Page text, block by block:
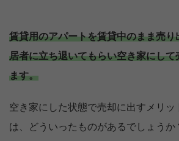
賃貸用のアパートを賃貸中のまま売り
居者に立ち退いてもらい空き家にして
ます。
空き家にした状態で売却に出すメリッ
は、どういったものがあるでしょうか